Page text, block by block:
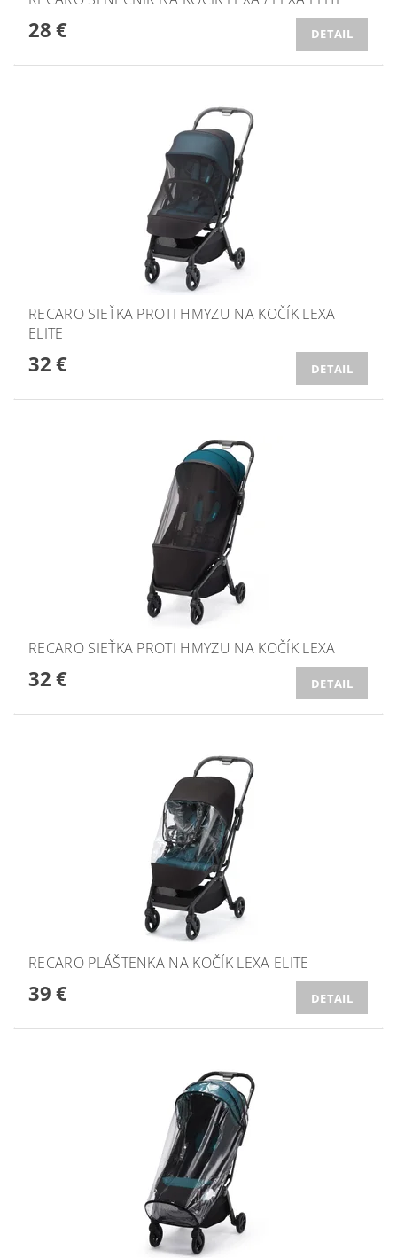
28 € DETAIL
RECARO SIEŤKA PROTI HMYZU NA KOČÍK LEXA
ELITE
32 € DETAIL
RECARO SIEŤKA PROTI HMYZU NA KOČÍK LEXA
32 € DETAIL
RECARO PLÁŠTENKA NA KOČÍK LEXA ELITE
39 € DETAIL